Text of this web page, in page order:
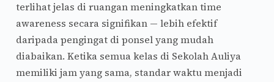
terlihat jelas di ruangan meningkatkan time
awareness secara signifikan — lebih efektif
daripada pengingat di ponsel yang mudah
diabaikan. Ketika semua kelas di Sekolah Auliya
memiliki jam yang sama, standar waktu menjadi